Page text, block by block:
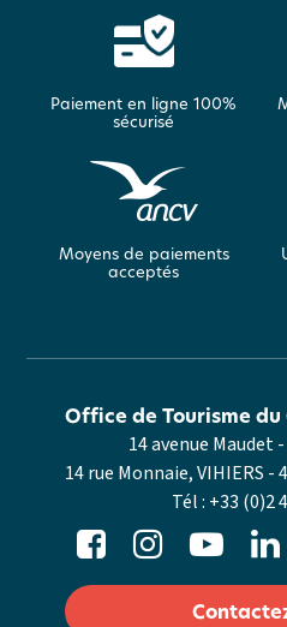
Paiement en ligne 100%
sécurisé
Moyens de paiements
acceptés
14 avenue Maudet
14 rue Monnaie, VIHIERS -
Tél : +33 (0)2
Office de Tourisme